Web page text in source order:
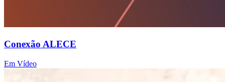
Conexão ALECE
Em Vídeo